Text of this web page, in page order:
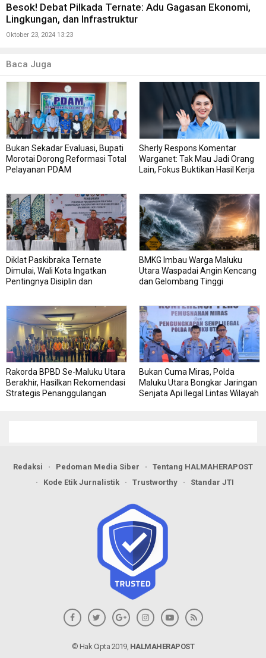
Besok! Debat Pilkada Ternate: Adu Gagasan Ekonomi,
Lingkungan, dan Infrastruktur
Oktober 23, 2024 13:23
Baca Juga
Bukan Sekadar Evaluasi, Bupati
Morotai Dorong Reformasi Total
Pelayanan PDAM
Sherly Respons Komentar
Warganet: Tak Mau Jadi Orang
Lain, Fokus Buktikan Hasil Kerja
Diklat Paskibraka Ternate
Dimulai, Wali Kota Ingatkan
Pentingnya Disiplin dan
BMKG Imbau Warga Maluku
Utara Waspadai Angin Kencang
dan Gelombang Tinggi
Rakorda BPBD Se-Maluku Utara
Berakhir, Hasilkan Rekomendasi
Strategis Penanggulangan
Bukan Cuma Miras, Polda
Maluku Utara Bongkar Jaringan
Senjata Api Ilegal Lintas Wilayah
Redaksi Pedoman Media Siber
Tentang HALMAHERAPOST
Kode Etik Jurnalistik
Trustworthy Standar JTI
© Hak Cipta 2019, HALMAHERAPOST